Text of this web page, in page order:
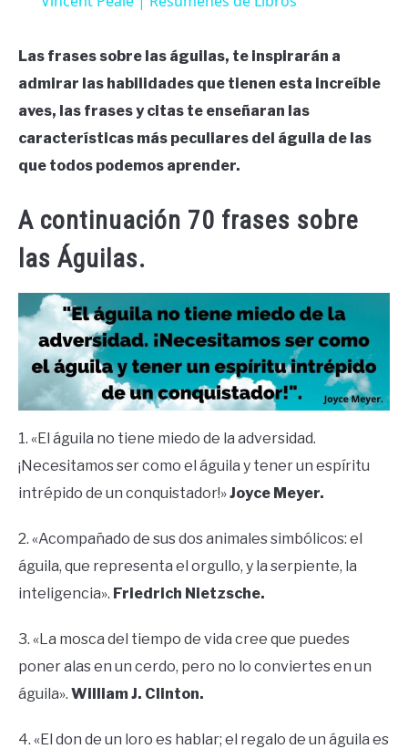
Las frases sobre las águilas, te inspirarán a
admirar las habilidades que tienen esta increíble
aves, las frases y citas te enseñaran las
características más peculiares del águila de las
que todos podemos aprender.
A continuación 70 frases sobre
las Águilas.
1. «El águila no tiene miedo de la adversidad.
¡Necesitamos ser como el águila y tener un espíritu
intrépido de un conquistador!»Joyce Meyer.
2. «Acompañado de sus dos animales simbólicos: el
águila, que representa el orgullo, y la serpiente, la
inteligencia». Friedrich Nietzsche.
3. «La mosca del tiempo de vida cree que puedes
poner alas en un cerdo, pero no lo conviertes en un
águila». William J. Clinton.
4. «El don de un loro es hablar; el regalo de un águila es